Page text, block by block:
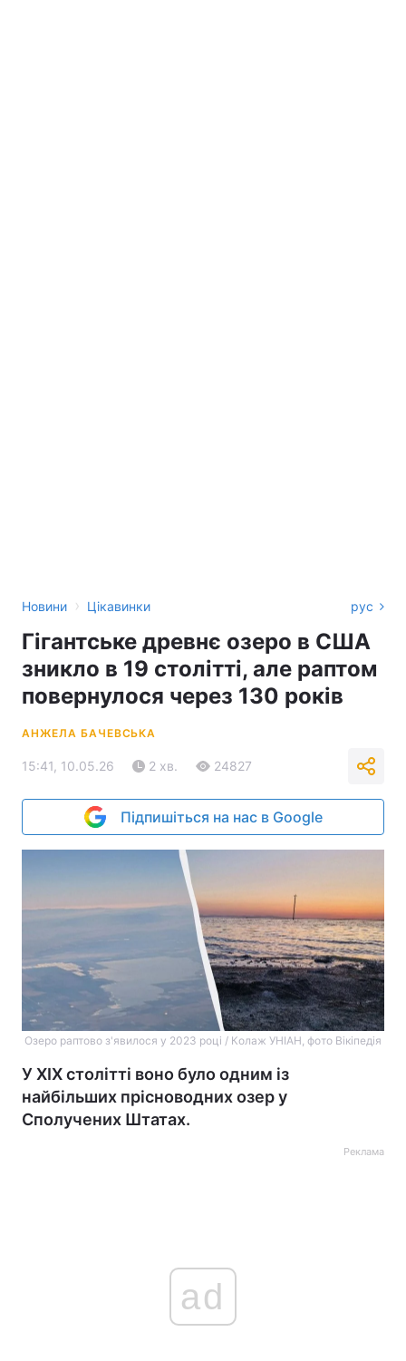
Новини › Цікавинки рус
Гігантське древнє озеро в США
зникло в 19 столітті, але раптом
повернулося через 130 років
АНЖЕЛА БАЧЕВСЬКА
15:41, 10.05.26 2 хв. 24827
Підпишіться на нас в Google
Озеро раптово з'явилося у 2023 році / Колаж УНІАН, фото Вікіпедія
У XIX столітті воно було одним із
найбільших прісноводних озер у
Сполучених Штатах.
Реклама
ad